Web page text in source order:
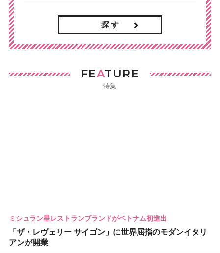
探 す
FEATURE
特集
ミシュラン星レストランブランドがベトナム初進出
「ザ・レヴェリー サイゴン」に世界屈指のモダンイタリ
アンが開業